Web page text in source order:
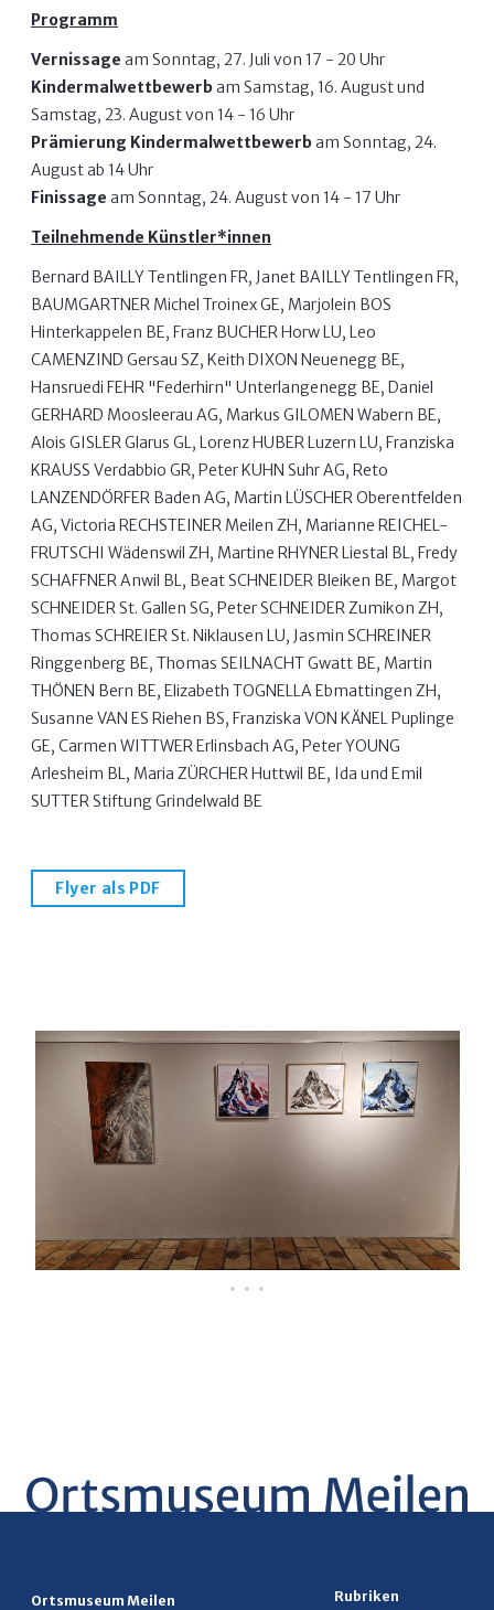
Programm
Vernissage am Sonntag, 27. Juli von 17 - 20 Uhr
Kindermalwettbewerbam Samstag, 16. August und
Samstag, 23. August von 14 - 16 Uhr
Prämierung Kindermalwettbewerbam Sonntag, 24.
August ab 14 Uhr
Finissage am Sonntag, 24. August von 14 - 17 Uhr
Teilnehmende Künstler*innen
Bernard BAILLY Tentlingen FR, Janet BAILLY Tentlingen FR,
BAUMGARTNER Michel Troinex GE, Marjolein BOS
Hinterkappelen BE, Franz BUCHER Horw LU, Leo
CAMENZIND Gersau SZ, Keith DIXON Neuenegg BE,
Hansruedi FEHR "Federhirn" Unterlangenegg BE, Daniel
GERHARD Moosleerau AG, Markus GILOMEN Wabern BE,
Alois GISLER Glarus GL, Lorenz HUBER Luzern LU, Franziska
KRAUSS Verdabbio GR, Peter KUHN Suhr AG, Reto
LANZENDÖRFER Baden AG, Martin LÜSCHER Oberentfelden
AG, Victoria RECHSTEINER Meilen ZH, Marianne REICHEL-
FRUTSCHI Wädenswil ZH, Martine RHYNER Liestal BL, Fredy
SCHAFFNER Anwil BL, Beat SCHNEIDER Bleiken BE, Margot
SCHNEIDER St. Gallen SG, Peter SCHNEIDER Zumikon ZH,
Thomas SCHREIER St. Niklausen LU, Jasmin SCHREINER
Ringgenberg BE, Thomas SEILNACHT Gwatt BE, Martin
THÖNEN Bern BE, Elizabeth TOGNELLA Ebmattingen ZH,
Susanne VAN ES Riehen BS, Franziska VON KÄNEL Puplinge
GE, Carmen WITTWER Erlinsbach AG, Peter YOUNG
Arlesheim BL, Maria ZÜRCHER Huttwil BE, Ida und Emil
SUTTER Stiftung Grindelwald BE
Flyer als PDF
Ortsmuseum Meilen
Rubriken